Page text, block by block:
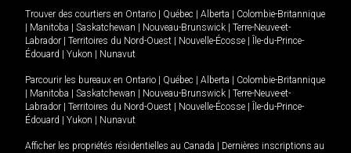
Trouver des courtiers en Ontario Québec Alberta
Colombie-Britannique
Manitoba Saskatchewan Nouveau-Brunswick
Terre-Neuve-et-
Labrador
Territoires du Nord-Ouest Nouvelle-Écosse
Île-du-Prince-
Édouard
Yukon Nunavut
Parcourir les bureaux en Ontario Québec Alberta
Colombie-Britannique
Manitoba Saskatchewan Nouveau-Brunswick
Terre-Neuve-et-
Labrador
Territoires du Nord-Ouest Nouvelle-Écosse
Île-du-Prince-
Édouard
Yukon Nunavut
Afficher les propriétés résidentielles au Canada
Dernières inscriptions au